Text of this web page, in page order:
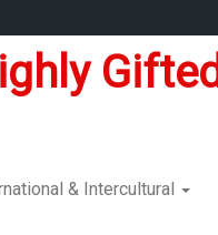
Gifted
& Intercultural